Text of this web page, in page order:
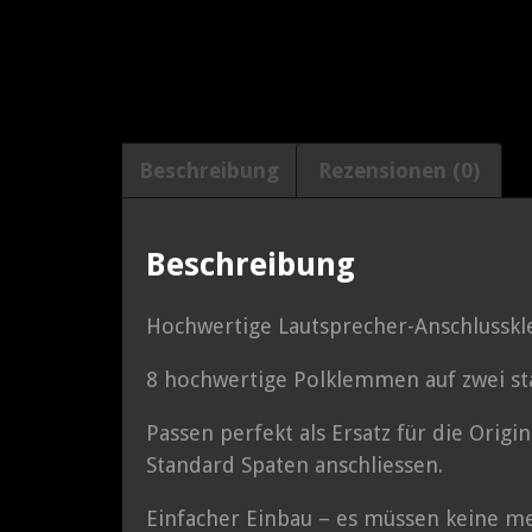
Beschreibung Rezensionen (0)
Beschreibung
Hochwertige Lautsprecher-
8 hochwertige Polklemmen auf zwei
Passen perfekt als Ersatz für die
Standard Spaten anschliessen.
Einfacher Einbau – es müssen keine